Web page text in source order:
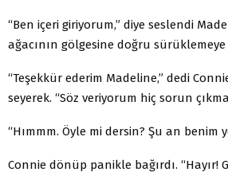
“Ben içeri giriyorum,” diye seslendi
ağacının gölgesine doğru sürüklemeye
“Teşekkür ederim Madeline,” dedi
seyerek. “Söz veriyorum hiç sorun
“Hımmm. Öyle mi dersin? Şu an benim
Connie dönüp panikle bağırdı. “Hayır!